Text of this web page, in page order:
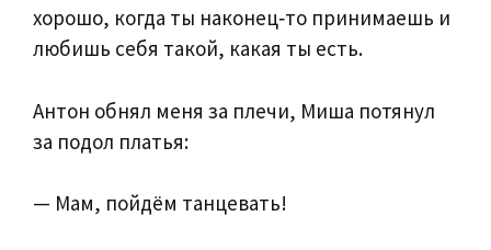
хорошо, когда ты наконец‑то принимаешь и
любишь себя такой, какая ты есть.
Антон обнял меня за плечи, Миша потянул
за подол платья:
— Мам, пойдём танцевать!